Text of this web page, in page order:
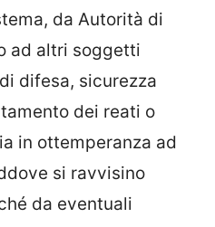
da Autorità di
ad altri soggetti
difesa, sicurezza
dei reati o
in ottemperanza ad
si ravvisino
da eventuali